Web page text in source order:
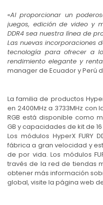
«Al proporcionar un
juegos, edición de video y
DDR4 sea nuestra línea de
Las nuevas incorporaciones
tecnología para ofrecer a
rendimiento elegante y
manager de Ecuador y Perú
La familia de productos
en 2400MHz a 3733MHz con
RGB está disponible como
GB y capacidades de kit de 16
Los módulos HyperX FURY
fábrica a gran velocidad y
de por vida. Los módulos
través de la red de tiendas
obtener más información
global, visite la página web